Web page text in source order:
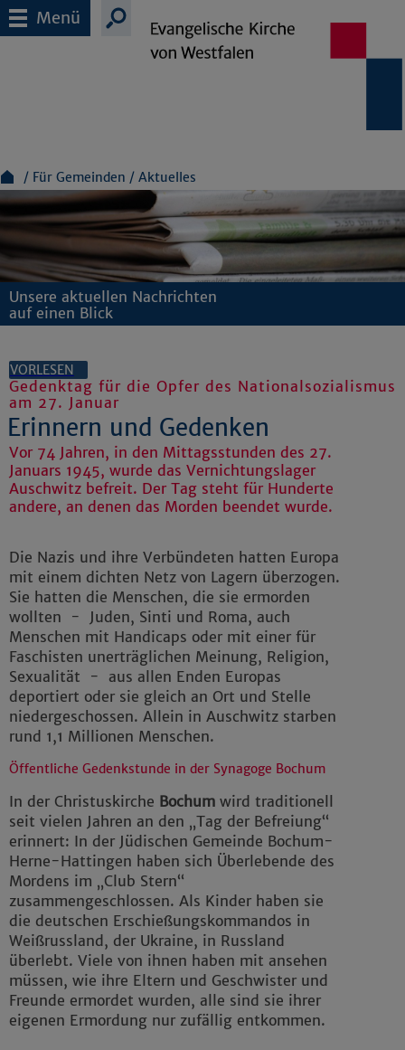
Menü
Für Gemeinden Aktuelles
Unsere aktuellen Nachrichten
auf einen Blick
VORLESEN
Gedenktag für die Opfer des Nationalsozialismus
am 27. Januar
Erinnern und Gedenken
Vor 74 Jahren, in den Mittagsstunden des 27.
Januars 1945, wurde das Vernichtungslager
Auschwitz befreit. Der Tag steht für Hunderte
andere, an denen das Morden beendet wurde.
Die Nazis und ihre Verbündeten hatten Europa
mit einem dichten Netz von Lagern überzogen.
Sie hatten die Menschen, die sie ermorden
wollten - Juden, Sinti und Roma, auch
Menschen mit Handicaps oder mit einer für
Faschisten unerträglichen Meinung, Religion,
Sexualität - aus allen Enden Europas
deportiert oder sie gleich an Ort und Stelle
niedergeschossen. Allein in Auschwitz starben
rund 1,1 Millionen Menschen.
Öffentliche Gedenkstunde in der Synagoge Bochum
In der Christuskirche Bochum wird traditionell
seit vielen Jahren an den „Tag der Befreiung“
erinnert: In der Jüdischen Gemeinde Bochum-
Herne-Hattingen haben sich Überlebende des
Mordens im „Club Stern“
zusammengeschlossen. Als Kinder haben sie
die deutschen Erschießungskommandos in
Weißrussland, der Ukraine, in Russland
überlebt. Viele von ihnen haben mit ansehen
müssen, wie ihre Eltern und Geschwister und
Freunde ermordet wurden, alle sind sie ihrer
eigenen Ermordung nur zufällig entkommen.